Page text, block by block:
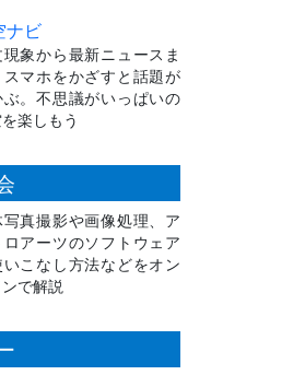
ナビ
現象から最新ニュースま
スマホをかざすと話題が
ぶ。不思議がいっぱいの
楽しもう
写真撮影や画像処理、ア
ロアーツのソフトウェア
こなし方法などをオン
で解説